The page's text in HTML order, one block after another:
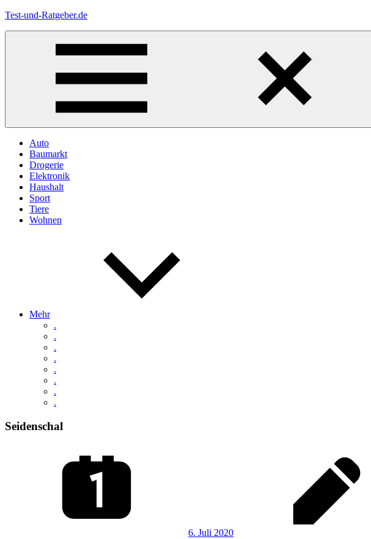
Zum
Test-und-Ratgeber.de
Menü
Auto
Baumarkt
Drogerie
Elektronik
Haushalt
Sport
Tiere
Wohnen
Mehr
.
.
.
.
.
.
.
.
Seidenschal
6. Juli 2020